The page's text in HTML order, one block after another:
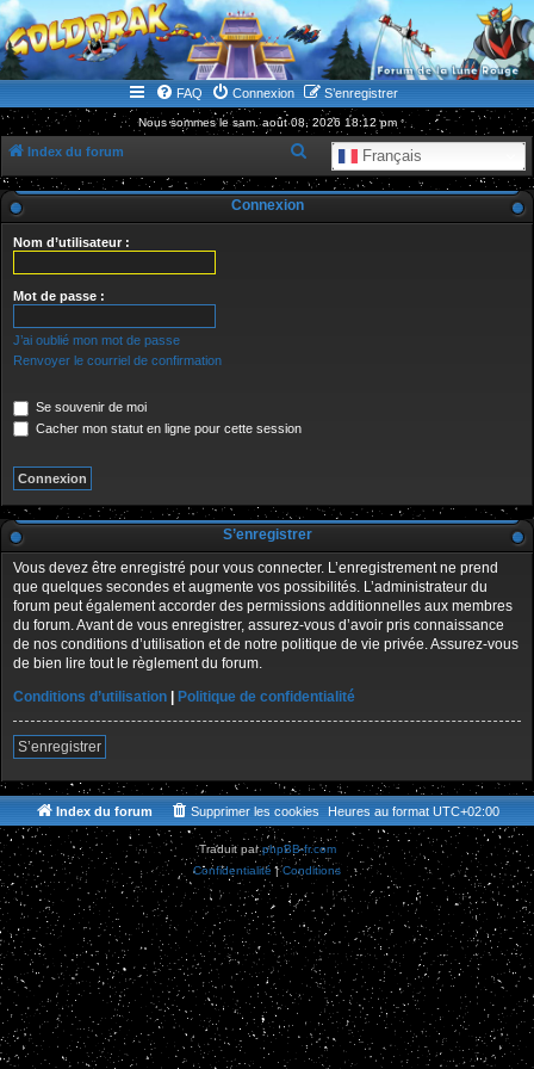
WWW.GOLDORAKGO.COM
le site de la Lune Rouge
FAQ Connexion S’enregistrer
Nous sommes le sam. août 08, 2026 18:12 pm
Index du forum Français
e
Connexion
Nom d’utilisateur :
Mot de passe :
J’ai oublié mon mot de passe
Renvoyer le courriel de confirmation
Se souvenir de moi
Cacher mon statut en ligne pour cette session
S’enregistrer
Vous devez être enregistré pour vous connecter. L’enregistrement ne prend
que quelques secondes et augmente vos possibilités. L’administrateur du
forum peut également accorder des permissions additionnelles aux membres
du forum. Avant de vous enregistrer, assurez-vous d’avoir pris connaissance
de nos conditions d’utilisation et de notre politique de vie privée. Assurez-vous
de bien lire tout le règlement du forum.
Conditions d’utilisation
Politique de confidentialité
S’enregistrer
Index du forum Heures au format UTC+02:00
Supprimer les cookies
Traduit parphpBB-fr.com
Confidentialité |Conditions